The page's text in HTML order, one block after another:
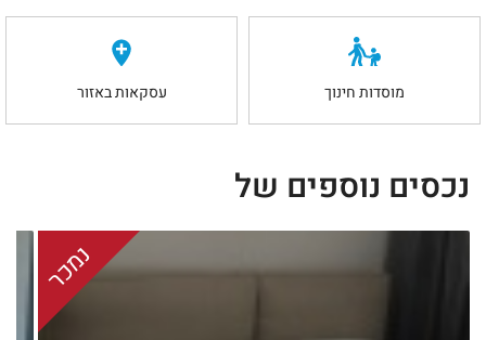
מוסדות חינוך עסקאות באזור
נכסים נוספים של
נמכר